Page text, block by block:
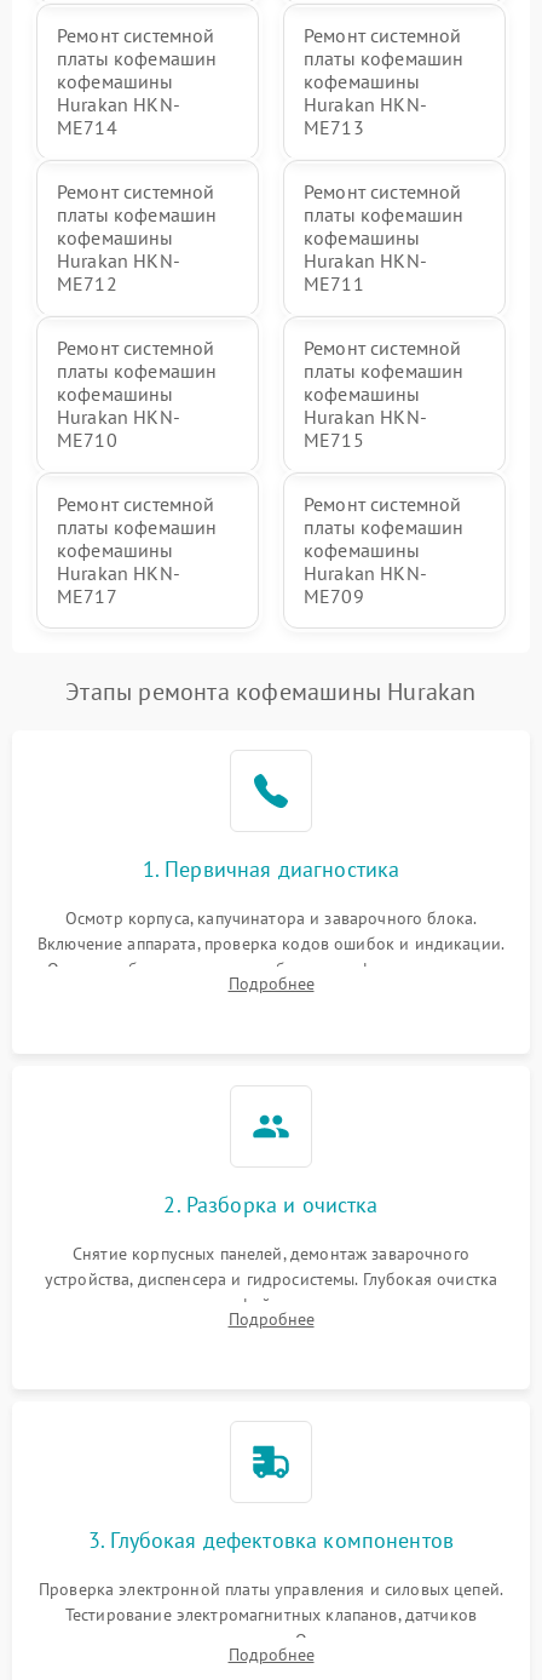
Ремонт системной
платы кофемашин
кофемашины
Hurakan HKN-
ME714
Ремонт системной
платы кофемашин
кофемашины
Hurakan HKN-
ME713
Ремонт системной
платы кофемашин
кофемашины
Hurakan HKN-
ME712
Ремонт системной
платы кофемашин
кофемашины
Hurakan HKN-
ME711
Ремонт системной
платы кофемашин
кофемашины
Hurakan HKN-
ME710
Ремонт системной
платы кофемашин
кофемашины
Hurakan HKN-
ME715
Ремонт системной
платы кофемашин
кофемашины
Hurakan HKN-
ME717
Ремонт системной
платы кофемашин
кофемашины
Hurakan HKN-
ME709
Этапы ремонта кофемашины Hurakan
1. Первичная диагностика
Осмотр корпуса, капучинатора и заварочного блока.
Включение аппарата, проверка кодов ошибок и индикации.
Оценка работы помпы, термоблока и кофемолки на слух.
Измерение температуры и давления воды для выявления
Подробнее
2. Разборка и очистка
Снятие корпусных панелей, демонтаж заварочного
устройства, диспенсера и гидросистемы. Глубокая очистка
внутренних узлов от кофейных масел, жмыха и накипи.
Промывка дренажных каналов и фильтров с использованием
Подробнее
3. Глубокая дефектовка компонентов
Проверка электронной платы управления и силовых цепей.
Тестирование электромагнитных клапанов, датчиков
температуры и расходомера. Оценка степени износа
жерновов кофемолки, уплотнительных колец гидросистемы
Подробнее